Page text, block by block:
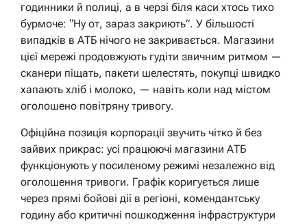
годинники й полиці, а в черзі біля каси хтось тихо
бурмоче: “Ну от, зараз закриють”. У більшості
випадків в АТБ нічого не закривається. Магазини
цієї мережі продовжують гудіти звичним ритмом —
сканери піщать, пакети шелестять, покупці швидко
хапають хліб і молоко, — навіть коли над містом
оголошено повітряну тривогу.
Офіційна позиція корпорації звучить чітко й без
зайвих прикрас: усі працюючі магазини АТБ
функціонують у посиленому режимі незалежно від
оголошення тривоги. Графік коригується лише
через прямі бойові дії в регіоні, комендантську
годину або критичні пошкодження інфраструктури